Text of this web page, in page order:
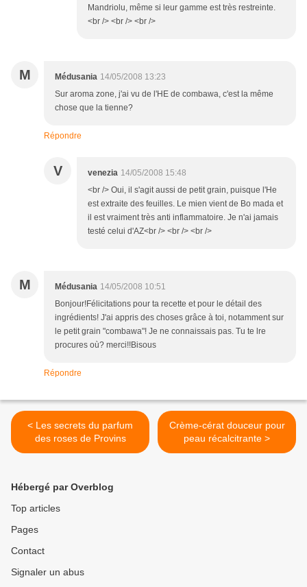
Mandriolu, même si leur gamme est très restreinte.
<br /> <br /> <br />
M Médusania 14/05/2008 13:23
Sur aroma zone, j'ai vu de l'HE de combawa, c'est la même
chose que la tienne?
Répondre
V venezia 14/05/2008 15:48
<br /> Oui, il s'agit aussi de petit grain, puisque l'He
est extraite des feuilles. Le mien vient de Bo mada et
il est vraiment très anti inflammatoire. Je n'ai jamais
testé celui d'AZ<br /> <br /> <br />
M Médusania 14/05/2008 10:51
Bonjour!Félicitations pour ta recette et pour le détail des
ingrédients! J'ai appris des choses grâce à toi, notamment sur
le petit grain "combawa"! Je ne connaissais pas. Tu te lre
procures où? merci!!Bisous
Répondre
< Les secrets du parfum
des roses de Provins
Crème-cérat douceur pour
peau récalcitrante >
Hébergé par Overblog
Top articles
Pages
Contact
Signaler un abus